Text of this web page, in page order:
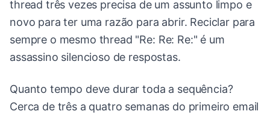
thread três vezes precisa de um assunto limpo e
novo para ter uma razão para abrir. Reciclar para
sempre o mesmo thread "Re: Re: Re:" é um
assassino silencioso de respostas.
Quanto tempo deve durar toda a sequência?
Cerca de três a quatro semanas do primeiro email